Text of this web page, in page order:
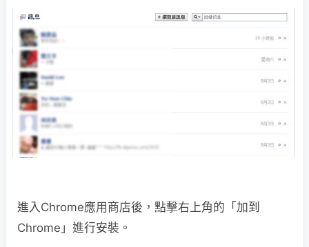
進入Chrome應用商店後，點擊右上角的「加到
Chrome」進行安裝。